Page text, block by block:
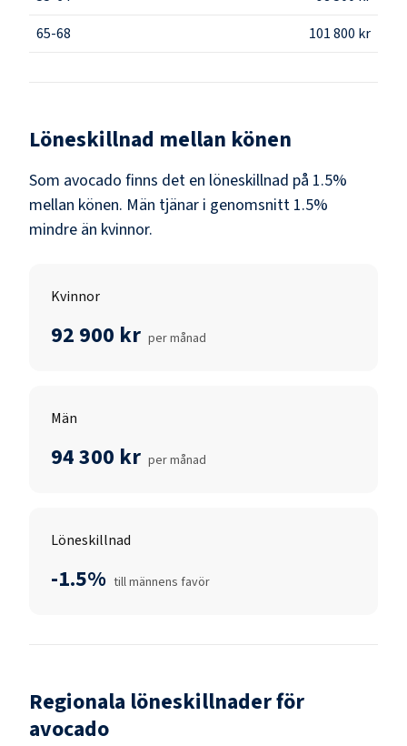
65-68
101 800 kr
Löneskillnad mellan könen
Som avocado finns det en löneskillnad på 1.5%
mellan könen. Män tjänar i genomsnitt 1.5%
mindre än kvinnor.
Kvinnor
92 900 kr per månad
Män
94 300 kr per månad
Löneskillnad
-1.5% till männens favör
Regionala löneskillnader för
avocado